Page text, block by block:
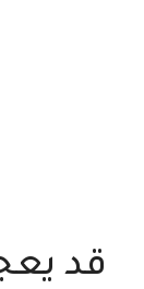
قد